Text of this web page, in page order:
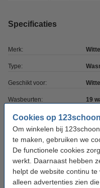
Cookies op
Om winkelen bij
te maken, gebruiken we
De functionele cookies
werkt. Daarnaast hebben
helpt de website continu
alleen advertenties zien
Specificaties
Merk:
Type:
Geschikt voor:
Wasbeurten: 19
Inhoud: 855
Aantal: 1
Extra info: